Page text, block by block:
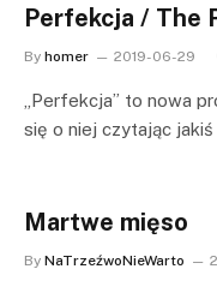
Perfekcja / The
By homer 2019-06-29
„Perfekcja” to nowa
się o niej czytając
Martwe mięso
By NaTrzeźwoNieWarto